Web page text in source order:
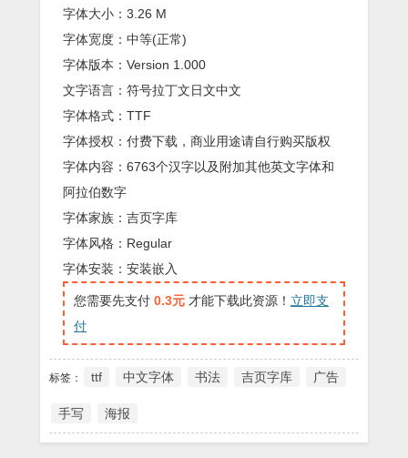
字体大小：3.26 M
字体宽度：中等(正常)
字体版本：Version 1.000
文字语言：符号拉丁文日文中文
字体格式：TTF
字体授权：付费下载，商业用途请自行购买版权
字体内容：6763个汉字以及附加其他英文字体和
阿拉伯数字
字体家族：吉页字库
字体风格：Regular
字体安装：安装嵌入
您需要先支付 0.3元 才能下载此资源！ 立即支
付
标签： ttf 中文字体 书法 吉页字库 广告
手写 海报